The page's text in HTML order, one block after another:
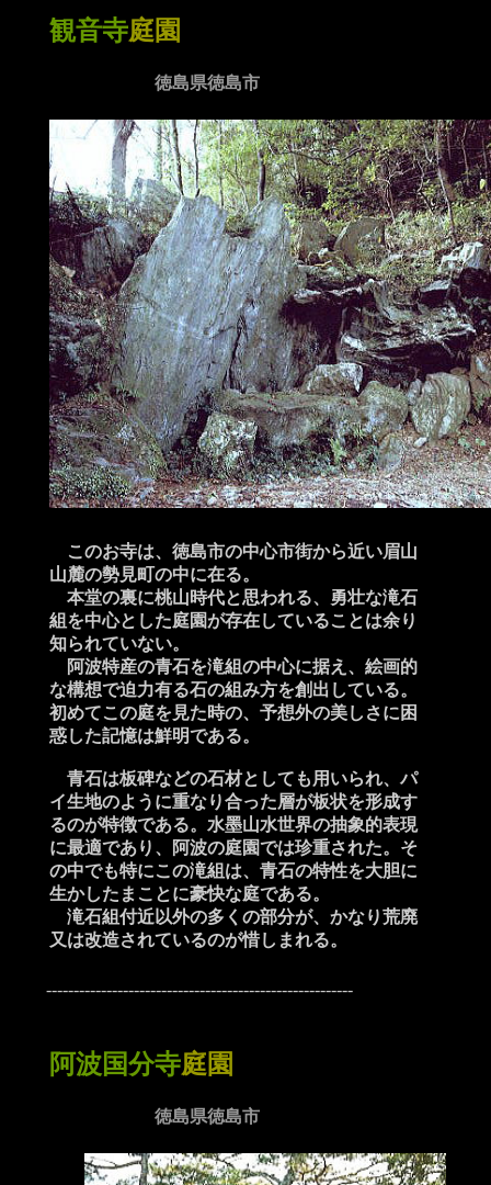
観音寺庭園
徳島県徳島市
このお寺は、徳島市の中心市街から近い眉山
山麓の勢見町の中に在る。
本堂の裏に桃山時代と思われる、勇壮な滝石
組を中心とした庭園が存在していることは余り
知られていない。
阿波特産の青石を滝組の中心に据え、絵画的
な構想で迫力有る石の組み方を創出している。
初めてこの庭を見た時の、予想外の美しさに困
惑した記憶は鮮明である。
青石は板碑などの石材としても用いられ、パ
イ生地のように重なり合った層が板状を形成す
るのが特徴である。水墨山水世界の抽象的表現
に最適であり、阿波の庭園では珍重された。そ
の中でも特にこの滝組は、青石の特性を大胆に
生かしたまことに豪快な庭である。
滝石組付近以外の多くの部分が、かなり荒廃
又は改造されているのが惜しまれる。
--------------------------------------------------------
阿波国分寺庭園
徳島県徳島市